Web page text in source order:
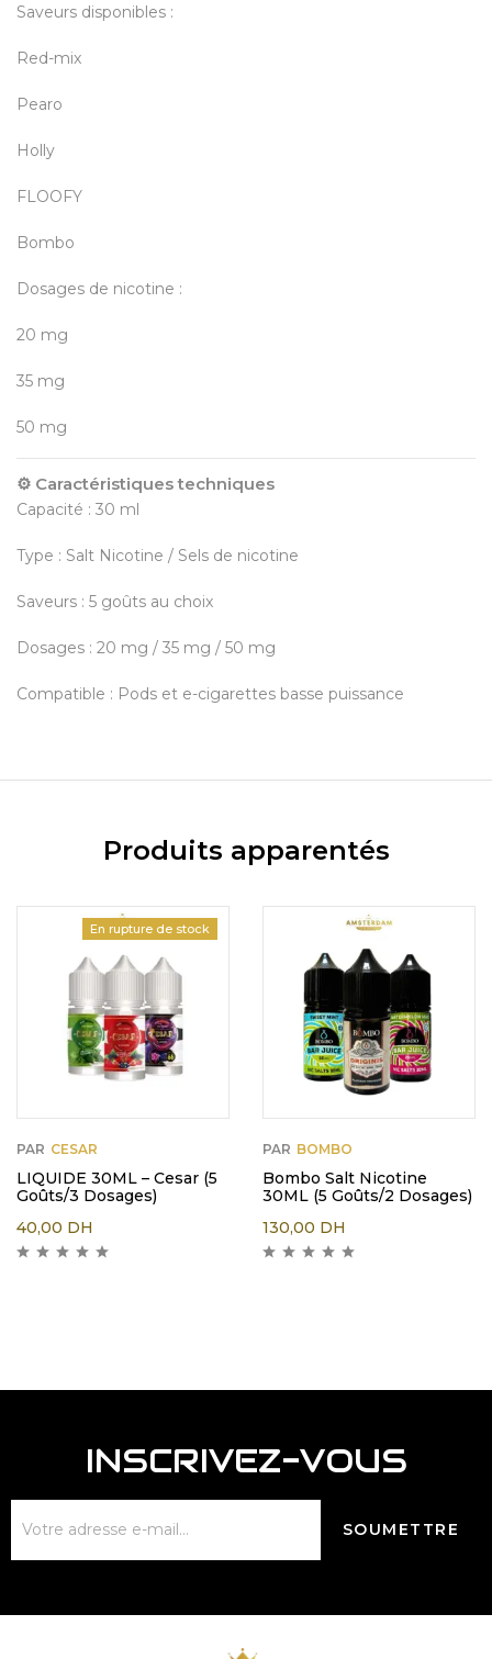
Saveurs disponibles :
Red-mix
Pearo
Holly
FLOOFY
Bombo
Dosages de nicotine :
20 mg
35 mg
50 mg
⚙️ Caractéristiques techniques
Capacité : 30 ml
Type : Salt Nicotine / Sels de nicotine
Saveurs : 5 goûts au choix
Dosages : 20 mg / 35 mg / 50 mg
Compatible : Pods et e-cigarettes basse puissance
Produits apparentés
En rupture de stock
PAR CESAR
LIQUIDE 30ML – Cesar (5
Goûts/3 Dosages)
40,00 DH
PAR BOMBO
Bombo Salt Nicotine
30ML (5 Goûts/2 Dosages)
130,00 DH
INSCRIVEZ-VOUS